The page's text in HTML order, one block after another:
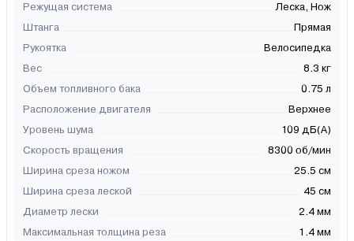
Режущая система
Леска, Нож
Штанга
Прямая
Рукоятка
Велосипедка
Вес
8.3 кг
Объем топливного бака
0.75 л
Расположение двигателя
Верхнее
Уровень шума
109 дБ(А)
Скорость вращения
8300 об/мин
Ширина среза ножом
25.5 см
Ширина среза леской
45 см
Диаметр лески
2.4 мм
Максимальная толщина реза
1.4 мм